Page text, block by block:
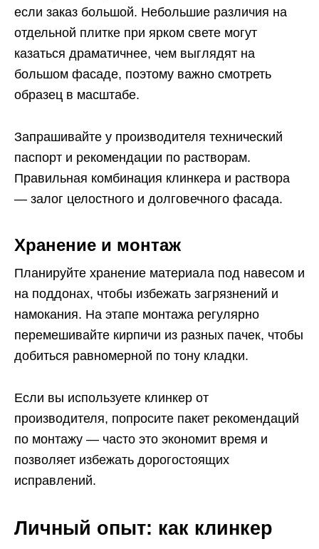
если заказ большой. Небольшие различия на
отдельной плитке при ярком свете могут
казаться драматичнее, чем выглядят на
большом фасаде, поэтому важно смотреть
образец в масштабе.
Запрашивайте у производителя технический
паспорт и рекомендации по растворам.
Правильная комбинация клинкера и раствора
— залог целостного и долговечного фасада.
Хранение и монтаж
Планируйте хранение материала под навесом и
на поддонах, чтобы избежать загрязнений и
намокания. На этапе монтажа регулярно
перемешивайте кирпичи из разных пачек, чтобы
добиться равномерной по тону кладки.
Если вы используете клинкер от
производителя, попросите пакет рекомендаций
по монтажу — часто это экономит время и
позволяет избежать дорогостоящих
исправлений.
Личный опыт: как клинкер